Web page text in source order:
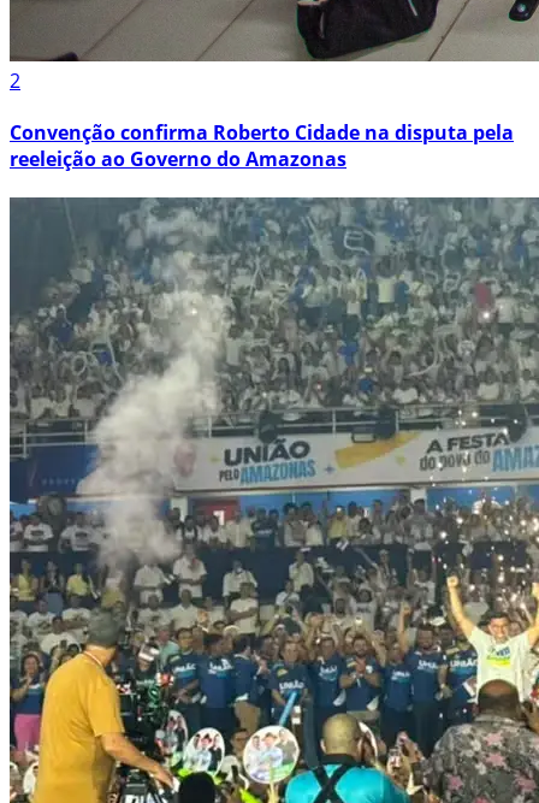
2
Convenção confirma Roberto Cidade na disputa pela
reeleição ao Governo do Amazonas